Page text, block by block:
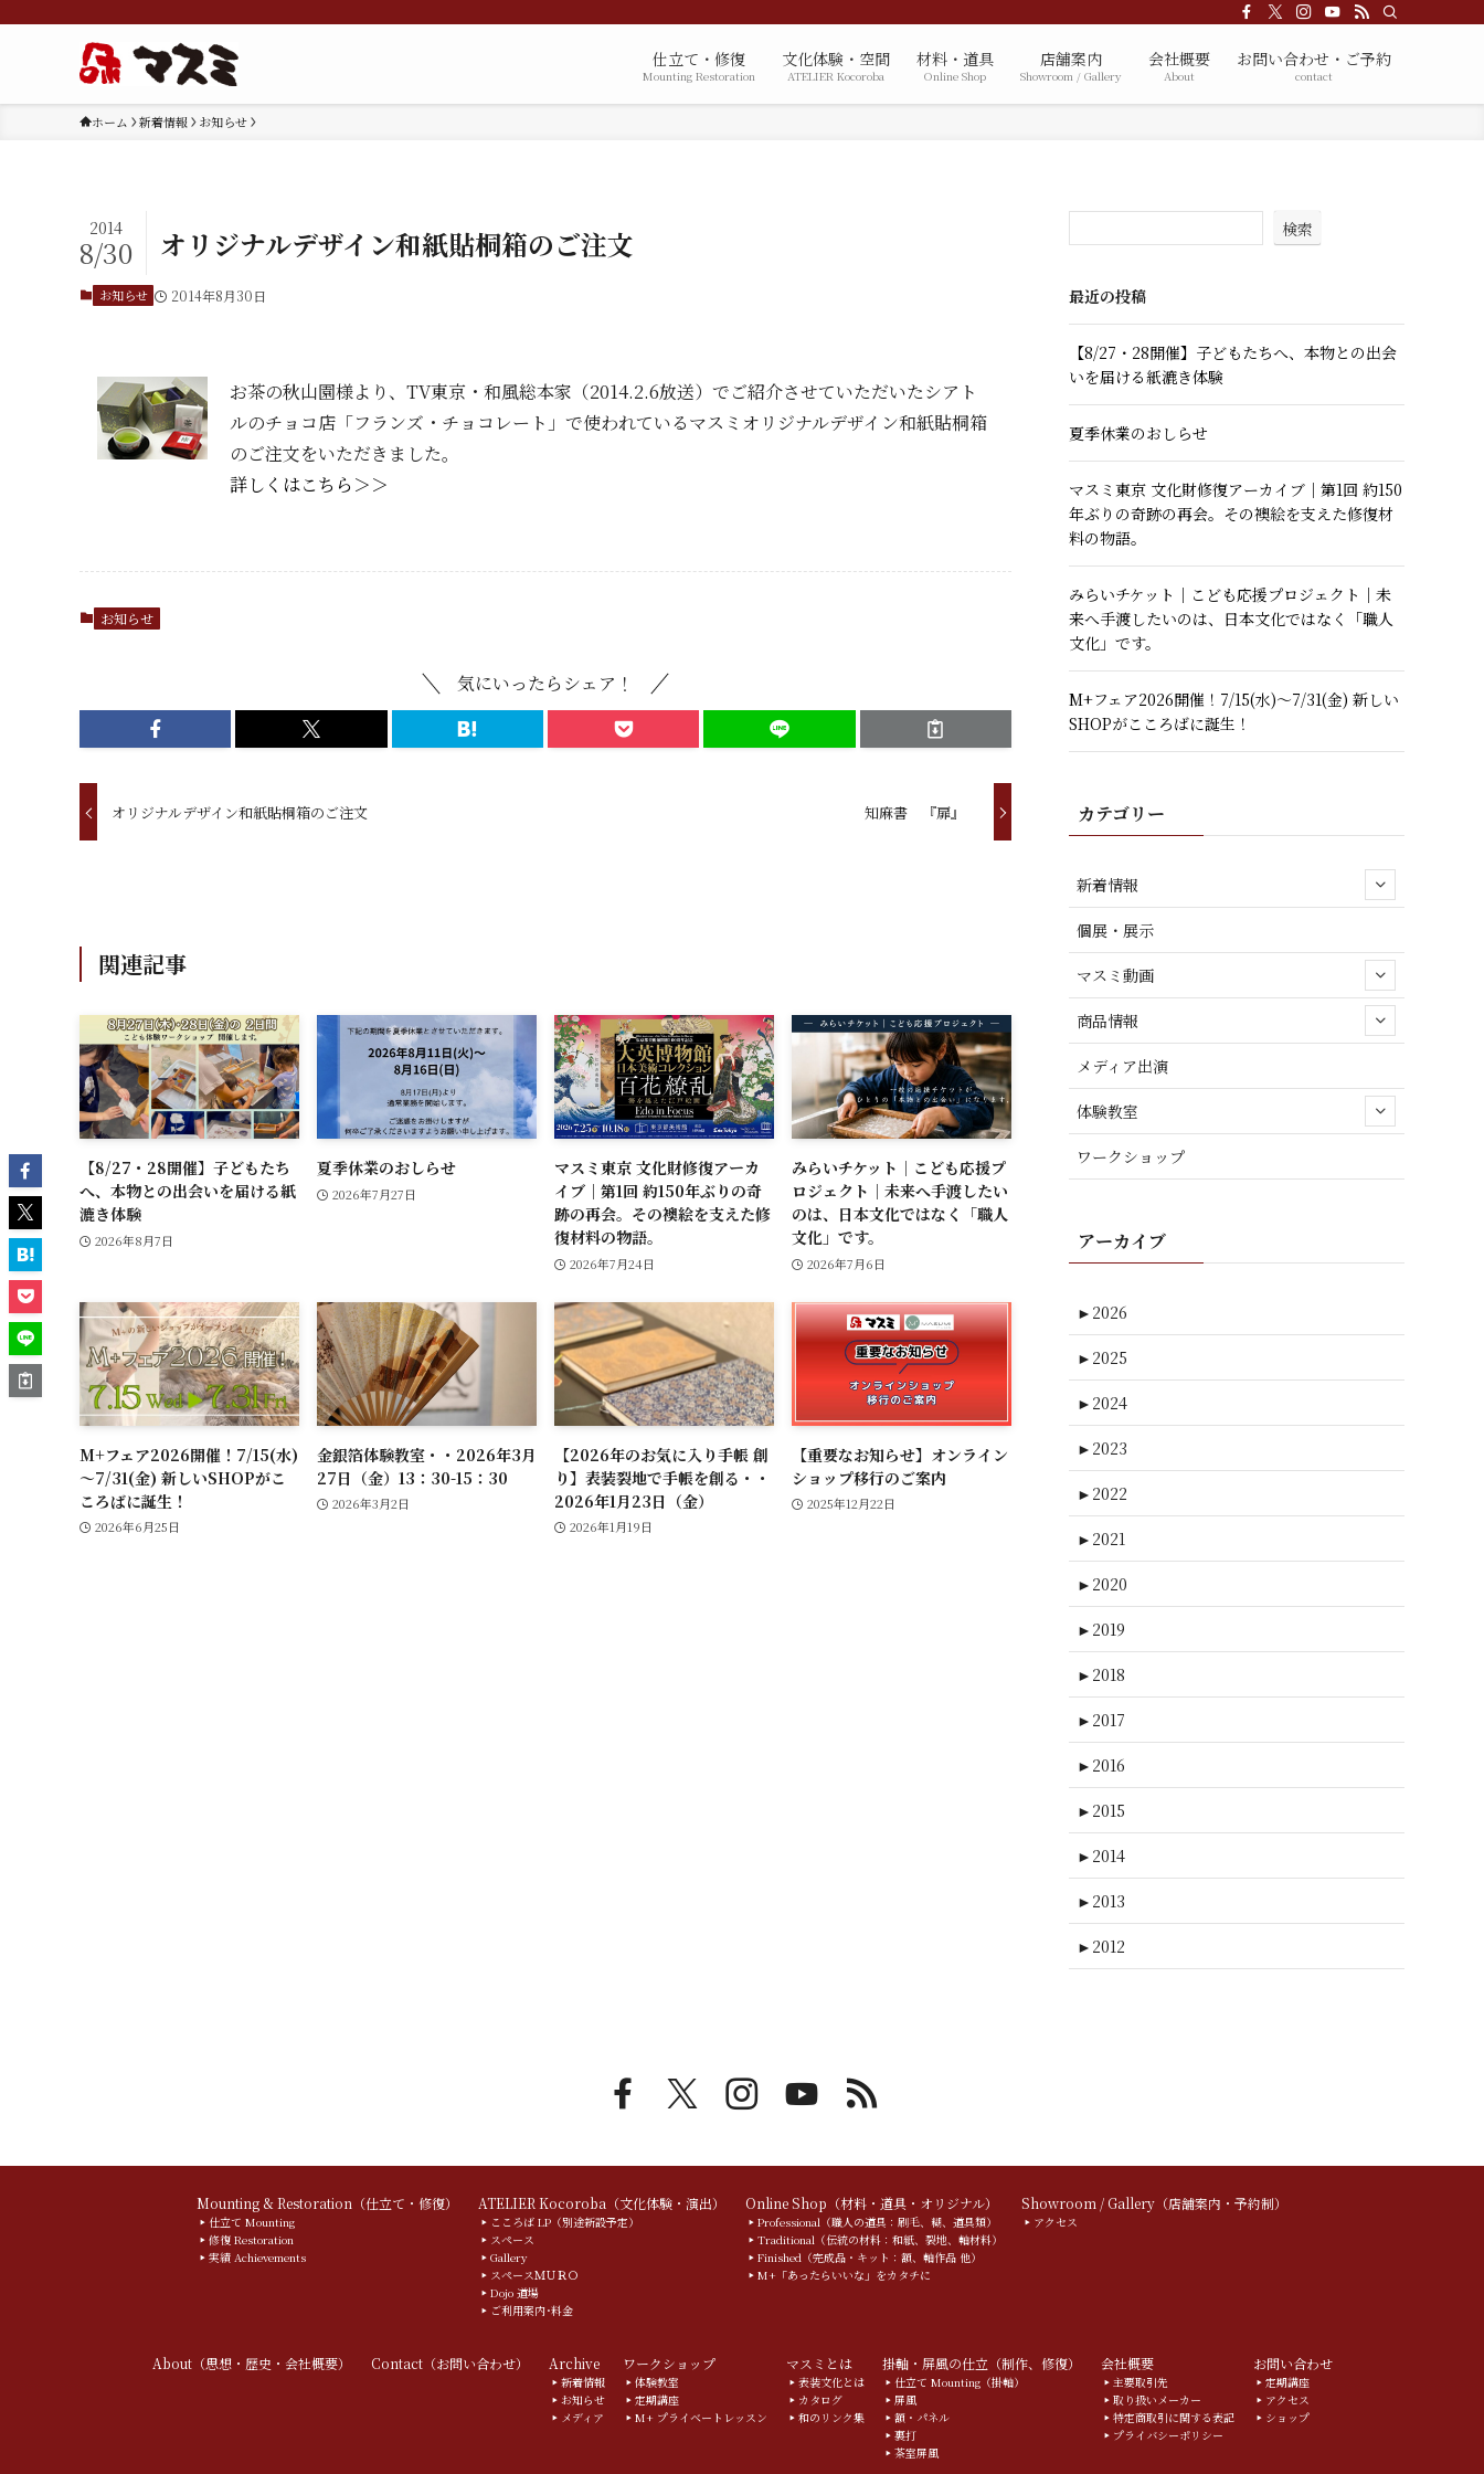
仕立て・修復
Mounting Restoration
文化体験・空間
ATELIER Kocoroba
材料・道具
Online Shop
店舗案内
Showroom / Gallery
会社概要
About
お問い合わせ・ご予約
contact
ホーム 新着情報 お知らせ
オリジナルデザイン和紙貼桐箱のご注文
2014
8/30
お知らせ 2014年8月30日
お茶の秋山園様より、TV東京・和風総本家（2014.2.6放送）でご紹介させていただいたシアト
ルのチョコ店「フランズ・チョコレート」で使われているマスミオリジナルデザイン和紙貼桐箱
のご注文をいただきました。
詳しくはこちら＞＞
お知らせ
気にいったらシェア！
オリジナルデザイン和紙貼桐箱のご注文 知麻書 『扉』
関連記事
【8/27・28開催】子どもたち
へ、本物との出会いを届ける紙
漉き体験
2026年8月7日
夏季休業のおしらせ
2026年7月27日
マスミ東京 文化財修復アーカ
イブ｜第1回 約150年ぶりの奇
跡の再会。その襖絵を支えた修
復材料の物語。
2026年7月24日
みらいチケット｜こども応援プ
ロジェクト｜未来へ手渡したい
のは、日本文化ではなく「職人
文化」です。
2026年7月6日
M+フェア2026開催！7/15(水)
～7/31(金) 新しいSHOPがこ
ころばに誕生！
2026年6月25日
金銀箔体験教室・・2026年3月
27日（金）13：30-15：30
2026年3月2日
【2026年のお気に入り手帳 創
り】表装裂地で手帳を創る・・
2026年1月23日（金）
2026年1月19日
【重要なお知らせ】オンライン
ショップ移行のご案内
2025年12月22日
検索
最近の投稿
【8/27・28開催】子どもたちへ、本物との出会
いを届ける紙漉き体験
夏季休業のおしらせ
マスミ東京 文化財修復アーカイブ｜第1回 約150
年ぶりの奇跡の再会。その襖絵を支えた修復材
料の物語。
みらいチケット｜こども応援プロジェクト｜未
来へ手渡したいのは、日本文化ではなく「職人
文化」です。
M+フェア2026開催！7/15(水)～7/31(金) 新しい
SHOPがこころばに誕生！
カテゴリー
新着情報
個展・展示
マスミ動画
商品情報
メディア出演
体験教室
ワークショップ
アーカイブ
► 2026
► 2025
► 2024
► 2023
► 2022
► 2021
► 2020
► 2019
► 2018
► 2017
► 2016
► 2015
► 2014
► 2013
► 2012
Mounting & Restoration（仕立て・修復）
仕立て Mounting
修復 Restoration
実績 Achievements
ATELIER Kocoroba（文化体験・演出）
こころば LP（別途新設予定）
スペース
Gallery
スペースＭＵＲＯ
Dojo 道場
ご利用案内･料金
Online Shop（材料・道具・オリジナル）
Professional（職人の道具：刷毛、糊、道具類）
Traditional（伝統の材料：和紙、裂地、軸材料）
Finished（完成品・キット：額、軸作品 他）
M+「あったらいいな」をカタチに
Showroom / Gallery（店舗案内・予約制）
アクセス
About（思想・歴史・会社概要） Contact（お問い合わせ） Archive
新着情報
お知らせ
メディア
ワークショップ
体験教室
定期講座
M+ プライベートレッスン
マスミとは
表装文化とは
カタログ
和のリンク集
掛軸・屏風の仕立（制作、修復）
仕立て Mounting（掛軸）
屏風
額・パネル
裏打
茶室屏風
会社概要
主要取引先
取り扱いメーカー
特定商取引に関する表記
プライバシーポリシー
お問い合わせ
定期講座
アクセス
ショップ